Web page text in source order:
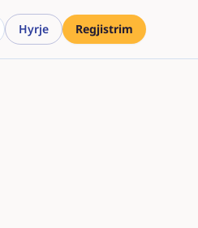
Hyrje Regjistrim